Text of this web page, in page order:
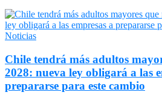
Noticias
Chile tendrá más adultos
2028: nueva ley obligará a las
prepararse para este cambio